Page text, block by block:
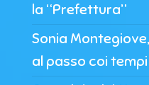
la “Prefettura”
Sonia
al passo coi